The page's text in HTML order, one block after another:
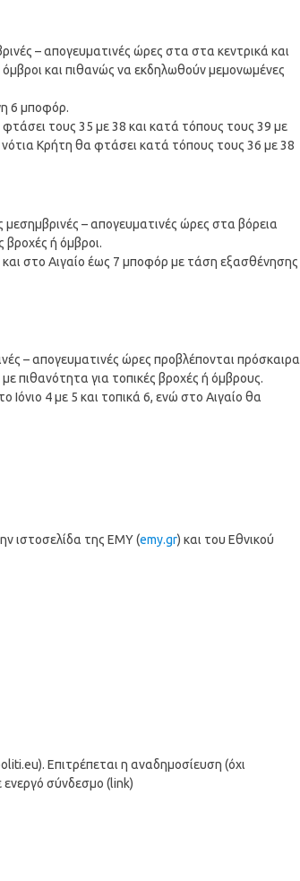
– απογευματινές ώρες στα στα κεντρικά και
και πιθανώς να εκδηλωθούν μεμονωμένες
6 μποφόρ.
τους 35 με 38 και κατά τόπους τους 39 με
Κρήτη θα φτάσει κατά τόπους τους 36 με 38
μεσημβρινές – απογευματινές ώρες στα βόρεια
βροχές ή όμβροι.
και στο Αιγαίο έως 7 μποφόρ με τάση εξασθένησης
– απογευματινές ώρες προβλέπονται πρόσκαιρα
πιθανότητα για τοπικές βροχές ή όμβρους.
Ιόνιο 4 με 5 και τοπικά 6, ενώ στο Αιγαίο θα
ιστοσελίδα της ΕΜΥ (emy.gr) και του Εθνικού
Επιτρέπεται η αναδημοσίευση (όχι
σύνδεσμο (link)